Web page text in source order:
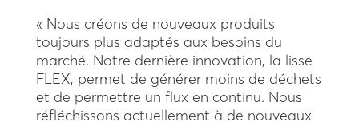
« Nous créons de nouveaux produits
toujours plus adaptés aux besoins du
marché. Notre dernière innovation, la lisse
FLEX, permet de générer moins de déchets
et de permettre un flux en continu. Nous
réfléchissons actuellement à de nouveaux